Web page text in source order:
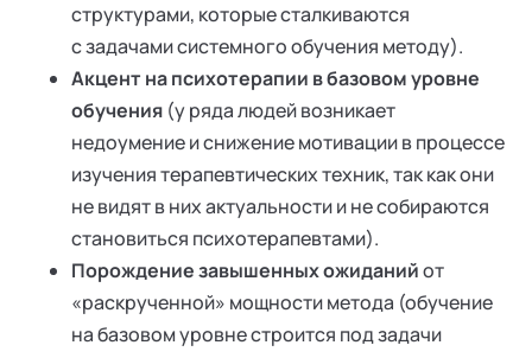
структурами, которые сталкиваются
с задачами системного обучения методу).
Акцент на психотерапии в базовом уровне
обучения (у ряда людей возникает
недоумение и снижение мотивации в процессе
изучения терапевтических техник, так как они
не видят в них актуальности и не собираются
становиться психотерапевтами).
Порождение завышенных ожиданийот
«раскрученной» мощности метода (обучение
на базовом уровне строится под задачи